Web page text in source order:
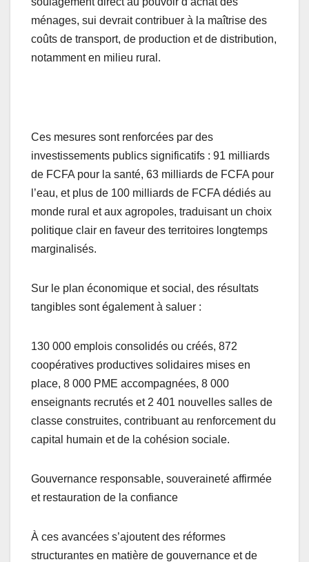
ménages, sui devrait contribuer à la maîtrise des
coûts de transport, de production et de distribution,
notamment en milieu rural.
Ces mesures sont renforcées par des
investissements publics significatifs : 91 milliards
de FCFA pour la santé, 63 milliards de FCFA pour
l’eau, et plus de 100 milliards de FCFA dédiés au
monde rural et aux agropoles, traduisant un choix
politique clair en faveur des territoires longtemps
marginalisés.
Sur le plan économique et social, des résultats
tangibles sont également à saluer :
130 000 emplois consolidés ou créés, 872
coopératives productives solidaires mises en
place, 8 000 PME accompagnées, 8 000
enseignants recrutés et 2 401 nouvelles salles de
classe construites, contribuant au renforcement du
capital humain et de la cohésion sociale.
Gouvernance responsable, souveraineté affirmée
et restauration de la confiance
À ces avancées s’ajoutent des réformes
structurantes en matière de gouvernance et de